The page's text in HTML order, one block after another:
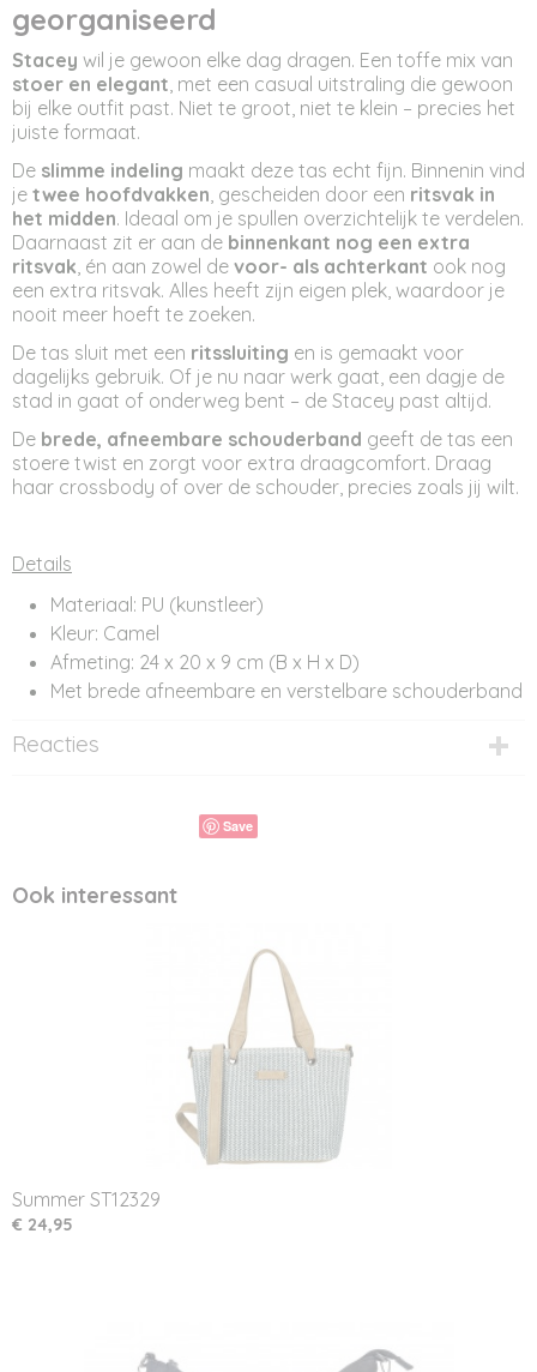
georganiseerd
Stacey wil je gewoon elke dag dragen. Een toffe mix van
stoer en elegant, met een casual uitstraling die gewoon
bij elke outfit past. Niet te groot, niet te klein – precies het
juiste formaat.
De slimme indeling maakt deze tas echt fijn. Binnenin vind
je twee hoofdvakken, gescheiden door een ritsvak in
het midden. Ideaal om je spullen overzichtelijk te verdelen.
Daarnaast zit er aan de binnenkant nog een extra
ritsvak, én aan zowel de voor- als achterkant ook nog
een extra ritsvak. Alles heeft zijn eigen plek, waardoor je
nooit meer hoeft te zoeken.
De tas sluit met een ritssluiting en is gemaakt voor
dagelijks gebruik. Of je nu naar werk gaat, een dagje de
stad in gaat of onderweg bent – de Stacey past altijd.
De brede, afneembare schouderband geeft de tas een
stoere twist en zorgt voor extra draagcomfort. Draag
haar crossbody of over de schouder, precies zoals jij wilt.
Details
Materiaal: PU (kunstleer)
Kleur: Camel
Afmeting: 24 x 20 x 9 cm (B x H x D)
Met brede afneembare en verstelbare schouderband
Reacties
Save
Ook interessant
Summer ST12329
€ 24,95